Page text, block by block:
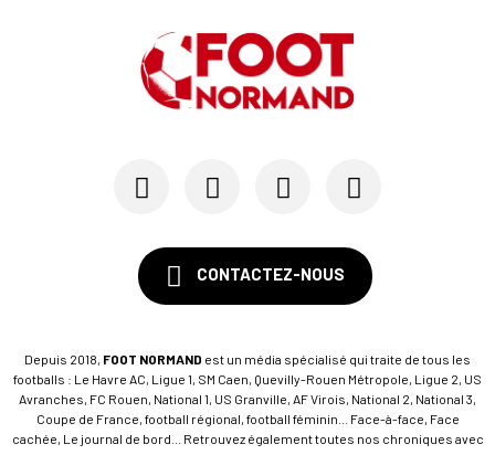
CONTACTEZ-NOUS
Depuis 2018, FOOT NORMAND est un média spécialisé qui traite de tous les
footballs : Le Havre AC, Ligue 1, SM Caen, Quevilly-Rouen Métropole, Ligue 2, US
Avranches, FC Rouen, National 1, US Granville, AF Virois, National 2, National 3,
Coupe de France, football régional, football féminin... Face-à-face, Face
cachée, Le journal de bord... Retrouvez également toutes nos chroniques avec